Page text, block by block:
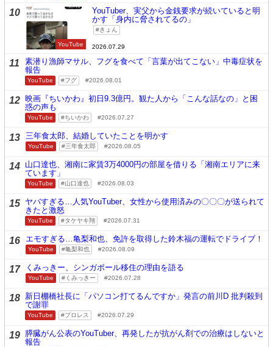
10
YouTube
YouTuber、実父から金銭要求が続いていると明
かす「身内に脅されてるの」
きょん
2026.07.29
11
素潜り漁師マサル、フグを食べて「言葉が出てこない」中毒症状を
報告
YouTube フグ 2026.08.01
12 映画『ちいかわ』初日9.3億円。観た人から「こんな話なの」と困
惑の声も
YouTube ちいかわ 2026.07.27
13 三年食太郎、結婚していたことを明かす
YouTube 三年食太郎 2026.08.05
14 山口達也、湘南に家賃3万4000円の部屋を借りる「湘南エリアに来
ています」
YouTube 山口達也 2026.08.03
15 ヤバすぎる…人気YouTuber、女性から使用済みの〇〇〇が送られて
きたと激怒
YouTube タケヤキ翔 2026.07.31
16 エモすぎる…亀梨和也、免許を取得した鈴木福の運転でドライブ！
YouTube 亀梨和也 2026.08.09
17 くみっきー、シンガポール移住の理由を語る
YouTube くみっきー 2026.07.28
18 新日棚橋社長に「パソコン打てるんですか」発言の前川D 批判殺到
で謝罪
YouTube プロレス 2026.07.29
19 膵臓がん公表のYouTuber、再発したが抗がん剤での治療はしないと
報告